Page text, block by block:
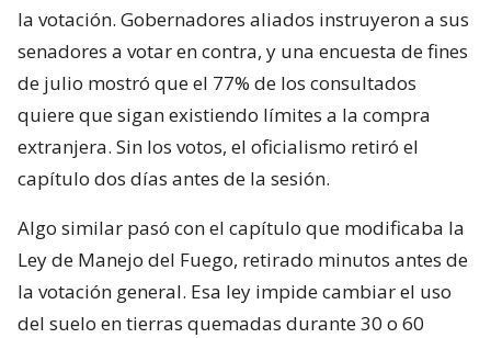
la votación. Gobernadores aliados instruyeron a sus
senadores a votar en contra, y una encuesta de fines
de julio mostró que el 77% de los consultados
quiere que sigan existiendo límites a la compra
extranjera. Sin los votos, el oficialismo retiró el
capítulo dos días antes de la sesión.
Algo similar pasó con el capítulo que modificaba la
Ley de Manejo del Fuego, retirado minutos antes de
la votación general. Esa ley impide cambiar el uso
del suelo en tierras quemadas durante 30 o 60